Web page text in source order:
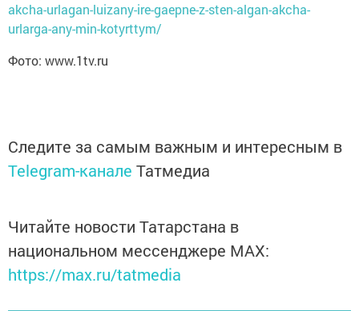
akcha-urlagan-luizany-ire-gaepne-z-sten-algan-akcha-
urlarga-any-min-kotyrttym/
Фото: www.1tv.ru
Следите за самым важным и интересным в
Telegram-канале Татмедиа
Читайте новости Татарстана в
национальном мессенджере MАХ:
https://max.ru/tatmedia